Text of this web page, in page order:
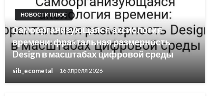
НОВОСТИ ПЛЮС
Самоорганизующаяся аксиология
времени: фрактальная размерность
Design в масштабах цифровой среды
sib_ecometal 16 апреля 2026